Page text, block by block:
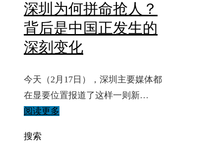
深圳为何拼命抢人？
背后是中国正发生的
深刻变化
今天（2月17日），深圳主要媒体都
在显要位置报道了这样一则新…
阅读更多
搜索